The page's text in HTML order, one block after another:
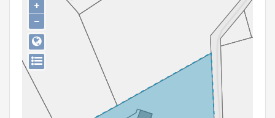
Persoon of collectief
Downloads
Hergebruik
Aanmelden
+
−